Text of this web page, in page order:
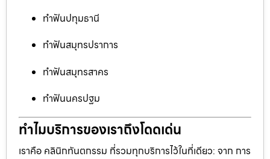
ทำฟันปทุมธานี
ทำฟันสมุทรปราการ
ทำฟันสมุทรสาคร
ทำฟันนครปฐม
ทำไมบริการของเราถึงโดดเด่น
เราคือ คลินิกทันตกรรม ที่รวมทุกบริการไว้ในที่เดียว: จาก การ